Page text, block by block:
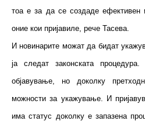
тоа е за да се создаде ефективен
оние кои пријавиле, рече Тасева.
И новинарите можат да бидат
ја следат законската
објавување, но доколку
можности за укажување. И
има статус доколку е запазена